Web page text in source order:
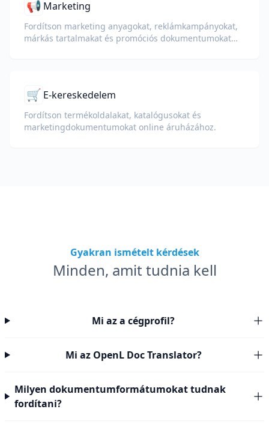
📢 Marketing
Fordítson marketing anyagokat, reklámkampányokat,
márkás tartalmakat és promóciós dokumentumokat
🛒 E-kereskedelem
Fordítson termékoldalakat, katalógusokat és
marketingdokumentumokat online áruházához.
Gyakran ismételt kérdések
Minden, amit tudnia kell
Mi az a cégprofil?
Mi az OpenL Doc Translator?
Milyen dokumentumformátumokat tudnak
fordítani?